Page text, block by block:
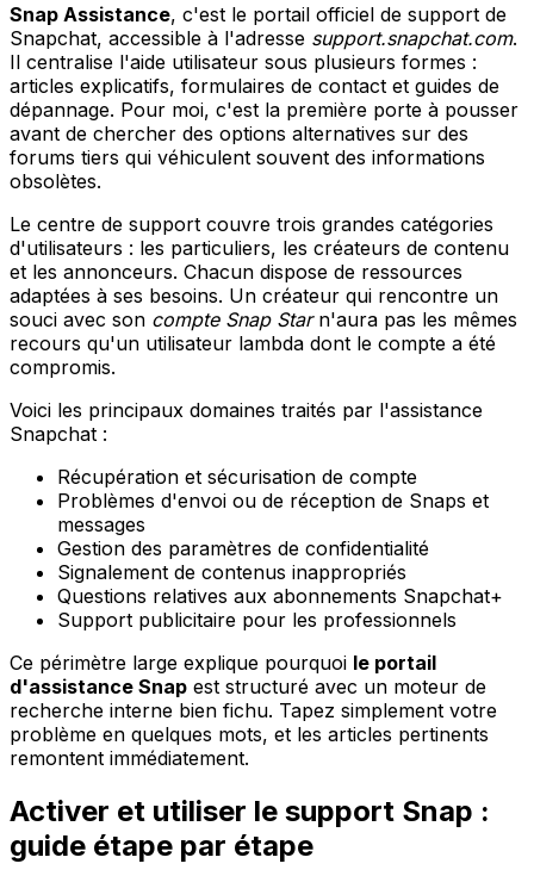
Snap Assistance, c'est le portail officiel de support de
Snapchat, accessible à l'adresse support.snapchat.com.
Il centralise l'aide utilisateur sous plusieurs formes :
articles explicatifs, formulaires de contact et guides de
dépannage. Pour moi, c'est la première porte à pousser
avant de chercher des options alternatives sur des
forums tiers qui véhiculent souvent des informations
obsolètes.
Le centre de support couvre trois grandes catégories
d'utilisateurs : les particuliers, les créateurs de contenu
et les annonceurs. Chacun dispose de ressources
adaptées à ses besoins. Un créateur qui rencontre un
souci avec son compte Snap Starn'aura pas les mêmes
recours qu'un utilisateur lambda dont le compte a été
compromis.
Voici les principaux domaines traités par l'assistance
Snapchat :
Récupération et sécurisation de compte
Problèmes d'envoi ou de réception de Snaps et
messages
Gestion des paramètres de confidentialité
Signalement de contenus inappropriés
Questions relatives aux abonnements Snapchat+
Support publicitaire pour les professionnels
Ce périmètre large explique pourquoi le portail
d'assistance Snap est structuré avec un moteur de
recherche interne bien fichu. Tapez simplement votre
problème en quelques mots, et les articles pertinents
remontent immédiatement.
Activer et utiliser le support Snap :
guide étape par étape